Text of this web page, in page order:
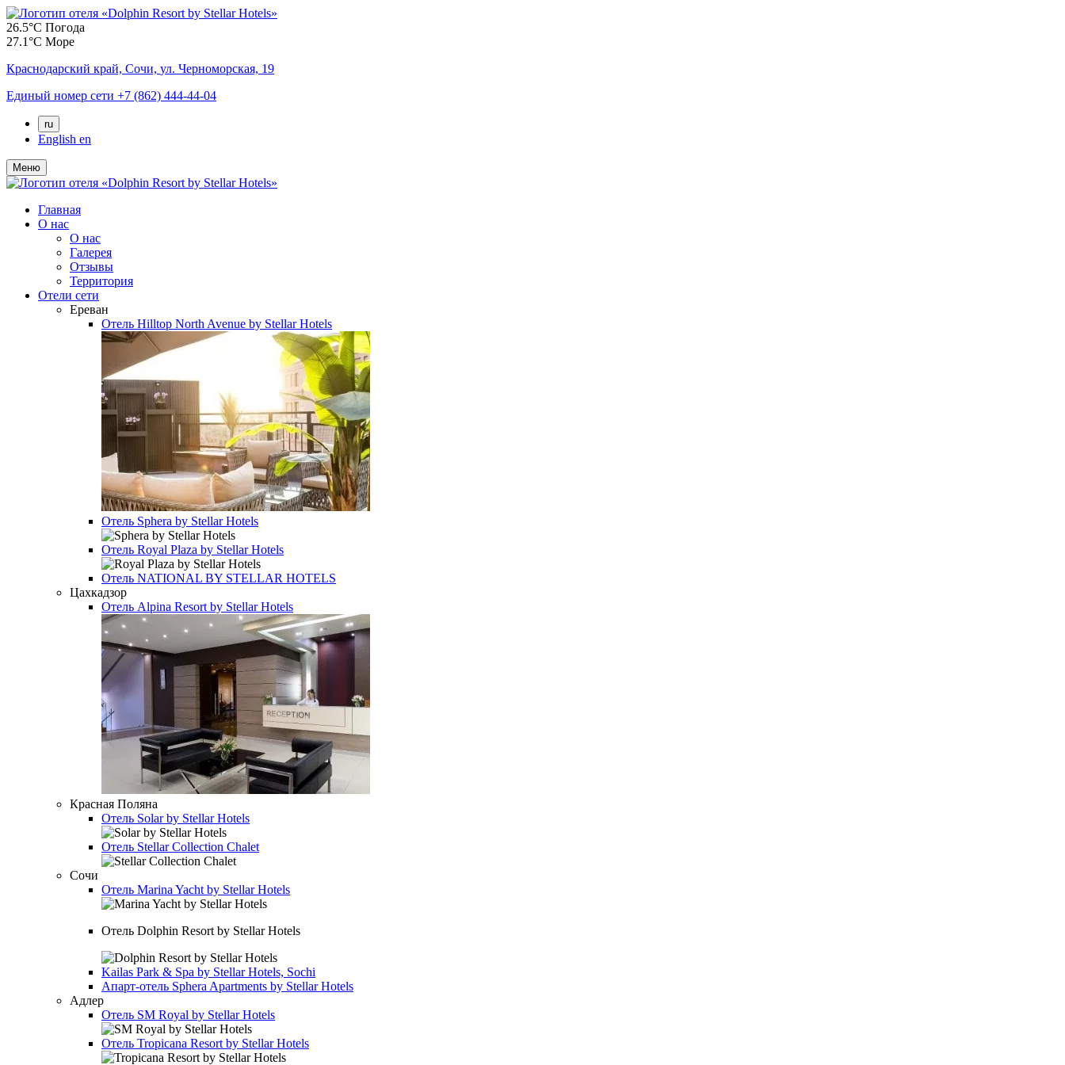
26.5°C Погода
27.1°C Море
Краснодарский край, Сочи, ул. Черноморская, 19
Единый номер сети +7 (862) 444-44-04
ru
English en
Меню
Главная
О нас
О нас
Галерея
Отзывы
Территория
Отели сети
Ереван
Отель Hilltop North Avenue by Stellar Hotels
Отель Sphera by Stellar Hotels
Отель Royal Plaza by Stellar Hotels
Отель NATIONAL BY STELLAR HOTELS
Цахкадзор
Отель Alpina Resort by Stellar Hotels
Красная Поляна
Отель Solar by Stellar Hotels
Отель Stellar Collection Chalet
Сочи
Отель Marina Yacht by Stellar Hotels
Отель Dolphin Resort by Stellar Hotels
Kailas Park & Spa by Stellar Hotels, Sochi
Апарт-отель Sphera Apartments by Stellar Hotels
Адлер
Отель SM Royal by Stellar Hotels
Отель Tropicana Resort by Stellar Hotels